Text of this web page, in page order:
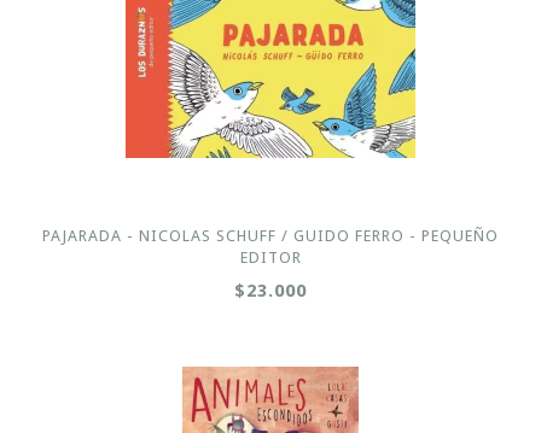
PAJARADA - NICOLAS SCHUFF / GUIDO FERRO - PEQUEÑO
EDITOR
$23.000